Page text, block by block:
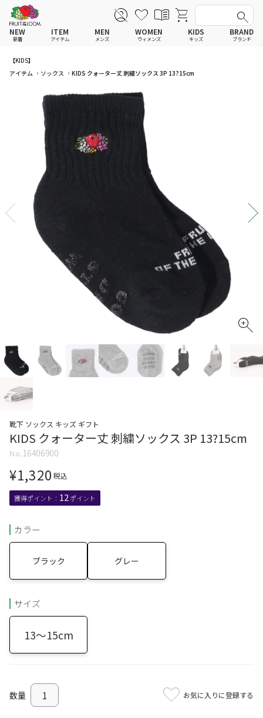
NEW
新着
ITEM
アイテム
Tシャツ
ポロシャツ
スウェットシャツ
パンツ
スカート
その他ウェア
ルームウェア
アンダーウェアMEN
アンダーウェアWOMEN
帽子
ソックス
ファッショングッズ
レイングッズ
MEN
メンズ
Tシャツ
ポロシャツ
スウェットシャツ
パンツ
その他ウェア
アンダーウェア
帽子
ソックス
バッグ
ファッショングッズ
レイングッズ
WOMEN
ウィメンズ
Tシャツ
ポロシャツ
スウェットシャツ
パンツ
スカート
その他ウェア
ルームウェア
アンダーウェア
帽子
ソックス
バッグ
レイングッズ
KIDS
キッズ
Tシャツ
ポロシャツ
スウェットシャツ
パンツ
スカート
その他ウェア
ルームウェア
アンダーウェア
帽子
ソックス
バッグ
レイングッズ
BRAND
ブランド
【KIDS】
アイテム
ソックス KIDS クォーター丈 刺繍ソックス 3P 13?15cm
靴下 ソックス キッズ ギフト
KIDS クォーター丈 刺繍ソックス 3P 13?15cm
16406900
¥1,320 税込
12
カラー
ブラック グレー
サイズ
13～15cm
お気に入りに登録する